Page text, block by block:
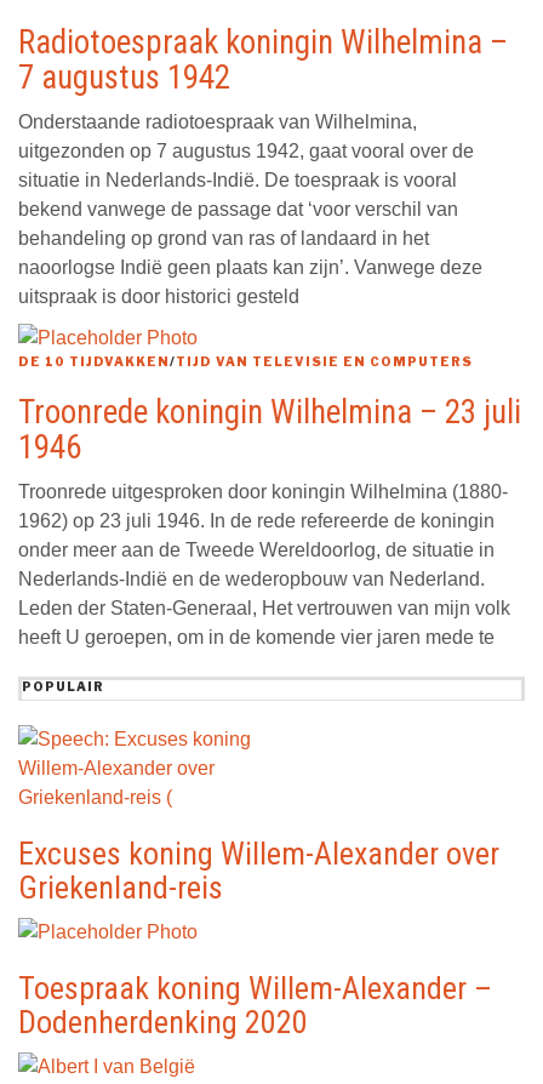
Radiotoespraak koningin Wilhelmina –
7 augustus 1942
Onderstaande radiotoespraak van Wilhelmina,
uitgezonden op 7 augustus 1942, gaat vooral over de
situatie in Nederlands-Indië. De toespraak is vooral
bekend vanwege de passage dat ‘voor verschil van
behandeling op grond van ras of landaard in het
naoorlogse Indië geen plaats kan zijn’. Vanwege deze
uitspraak is door historici gesteld
DE 10 TIJDVAKKEN /TIJD VAN TELEVISIE EN COMPUTERS
Troonrede koningin Wilhelmina – 23 juli
1946
Troonrede uitgesproken door koningin Wilhelmina (1880-
1962) op 23 juli 1946. In de rede refereerde de koningin
onder meer aan de Tweede Wereldoorlog, de situatie in
Nederlands-Indië en de wederopbouw van Nederland.
Leden der Staten-Generaal, Het vertrouwen van mijn volk
heeft U geroepen, om in de komende vier jaren mede te
POPULAIR
Excuses koning Willem-Alexander over
Griekenland-reis
Toespraak koning Willem-Alexander –
Dodenherdenking 2020